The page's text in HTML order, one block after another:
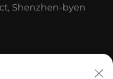
Shenzhen-byen